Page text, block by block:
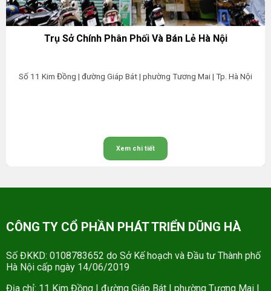
Trụ Sở Chính Phân Phối Và Bán Lẻ Hà Nội
Số 11 Kim Đồng | đường Giáp Bát | phường Tương Mai | Tp. Hà Nội
Xem chi tiết
CÔNG TY CỔ PHẦN PHÁT TRIỂN DŨNG HÀ
Số ĐKKD: 0108783652 do Sở Kế hoạch và Đầu tư Thành phố
Hà Nội cấp ngày 14/06/2019
Địa chỉ: 11 Kim Đồng | đường Giáp Bát | phường Tương Mai |